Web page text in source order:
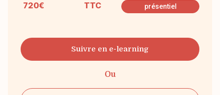
720€
TTC
présentiel
Suivre en e-learning
Ou